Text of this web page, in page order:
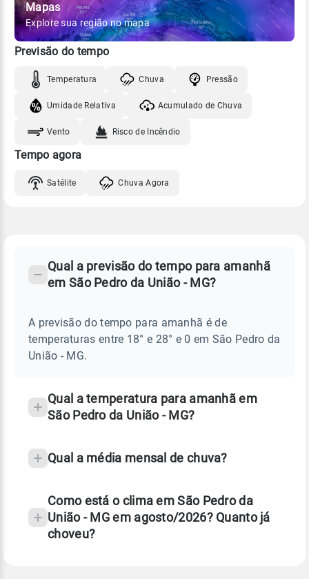
Mapas
Explore sua região no mapa
Previsão do tempo
Temperatura Chuva Pressão
Umidade Relativa Acumulado de Chuva
Vento Risco de Incêndio
Tempo agora
Satélite Chuva Agora
PEDRO
UNIÃO
Perguntas
sobre
chuva
Qual a previsão do tempo para amanhã
em São Pedro da União - MG?
A previsão do tempo para amanhã é de
temperaturas entre 18° e 28° e 0 em São Pedro da
União - MG.
Qual a temperatura para amanhã em
São Pedro da União - MG?
Qual a média mensal de chuva?
Fonte: 30 anos de dados de reanálise ERA5.
Como está o clima em São Pedro da
União - MG em agosto/2026? Quanto já
choveu?